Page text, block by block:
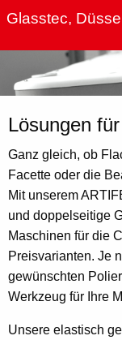
Direkt
zum
Inhalt
Hauptnavigation
Glasstec,
Lösungen
Ganz gleich, ob
Facette oder die
Mit unserem
und doppelseitige
Maschinen für die
Preisvarianten. Je
gewünschten
Werkzeug für Ihre
Unsere elastisch